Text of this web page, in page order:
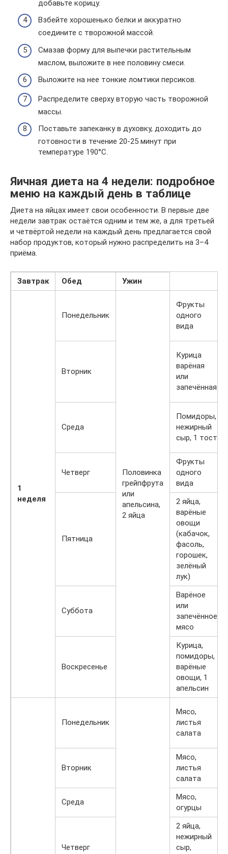
добавьте корицу.
Взбейте хорошенько белки и аккуратно
соедините с творожной массой.
Смазав форму для выпечки растительным
маслом, выложите в нее половину смеси.
Выложите на нее тонкие ломтики персиков.
Распределите сверху вторую часть творожной
массы.
Поставьте запеканку в духовку, доходить до
готовности в течение 20-25 минут при
температуре 190°С.
Яичная диета на 4 недели: подробное
меню на каждый день в таблице
Диета на яйцах имеет свои особенности. В первые две
недели завтрак остаётся одним и тем же, а для третьей
и четвёртой недели на каждый день предлагается свой
набор продуктов, который нужно распределить на 3–4
приёма.
Завтрак Обед Ужин
1
неделя
Понедельник
Половинка
грейпфрута
или
апельсина,
2 яйца
Фрукты
одного
вида
Вторник
Курица
варёная
или
запечённая
Среда
Помидоры,
нежирный
сыр, 1 тост
Четверг
Фрукты
одного
вида
Пятница
2 яйца,
варёные
овощи
(кабачок,
фасоль,
горошек,
зелёный
лук)
Суббота
Варёное
или
запечённое
мясо
Воскресенье
Курица,
помидоры,
варёные
овощи, 1
апельсин
Понедельник
Мясо,
листья
салата
Вторник
Мясо,
листья
салата
Среда
Мясо,
огурцы
Четверг
2 яйца,
нежирный
сыр,